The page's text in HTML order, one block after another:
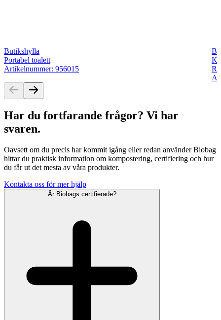
Butikshylla
Portabel toalett
Artikelnummer: 956015
Har du fortfarande frågor? Vi har
svaren.
Oavsett om du precis har kommit igång eller redan använder Biobag
hittar du praktisk information om kompostering, certifiering och hur
du får ut det mesta av våra produkter.
Kontakta oss för mer hjälp
Är Biobags certifierade?